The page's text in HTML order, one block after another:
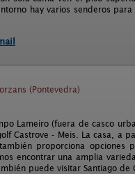
hay varios senderos
(Pontevedra)
Lameiro (fuera de casco
Castrove - Meis. La casa, a
proporciona opciones
encontrar una amplia
puede visitar Santiago de